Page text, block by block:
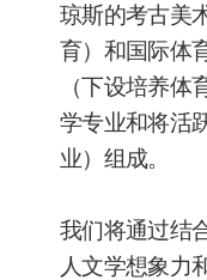
琼斯的考古美
育）和国际体
（下设培养
学专业和将活
业）组成。
我们将通过结
人文学想象力